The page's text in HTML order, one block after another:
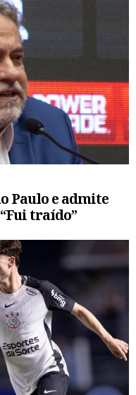
Paulo e admite
traído”